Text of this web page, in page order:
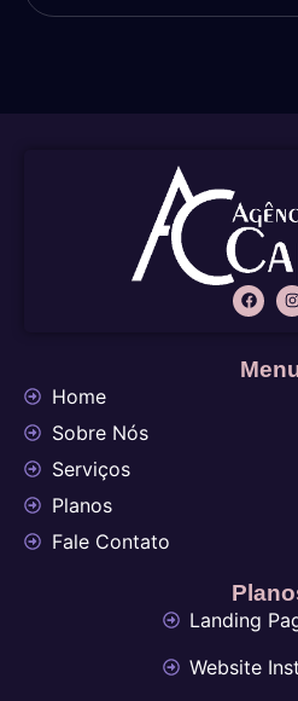
Home
Sobre Nós
Serviços
Planos
Fale Contato
Landing
Website